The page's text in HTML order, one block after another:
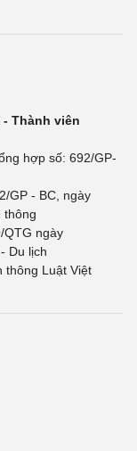
Thành viên
hợp số: 692/GP-
GP - BC, ngày
thông
QTG ngày
Du lịch
thông Luật Việt